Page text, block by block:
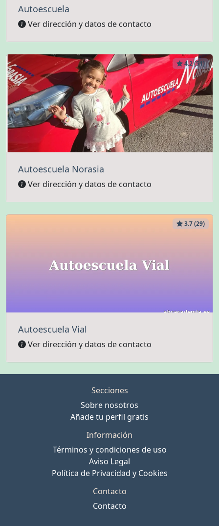
Autoescuela
Ver dirección y datos de contacto
4.2 (51)
Autoescuela Norasia
Ver dirección y datos de contacto
3.7 (29)
Autoescuela Vial
Ver dirección y datos de contacto
Secciones
Sobre nosotros
Añade tu perfil gratis
Información
Términos y condiciones de uso
Aviso Legal
Política de Privacidad y Cookies
Contacto
Contacto